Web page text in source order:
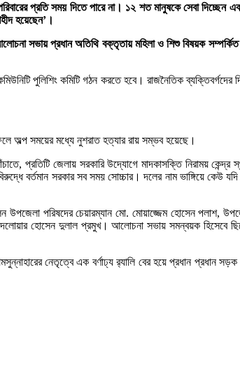
প্রতি সময় দিতে পারে না। ১২ শত মানুষকে সেবা দিচ্ছেন
হয়েছেন’।
সভায় প্রধান অতিথি বক্তৃতায় মহিলা ও শিশু বিষয়ক
পুলিশিং কমিটি গঠন করতে হবে। রাজনৈতিক ব্যক্তিবর্গদের
অল্প সময়ের মধ্যে নুশরাত হত্যার রায় সম্ভব হয়েছে।
প্রতিটি জেলায় সরকারি উদ্যোগে মাদকাসক্তি নিরাময় কেন্দ্র
বর্তমান সরকার সব সময় সোচ্চার। দলের নাম ভাঙ্গিয়ে
পরিষদের চেয়ারম্যান মো. মোয়াজ্জেম হোসেন পলাশ,
হোসেন দুলাল প্রমুখ। আলোচনা সভায় সমন্বয়ক হিসেবে
নেতৃত্বে এক বর্ণাঢ্য র‌্যালি বের হয়ে প্রধান প্রধান